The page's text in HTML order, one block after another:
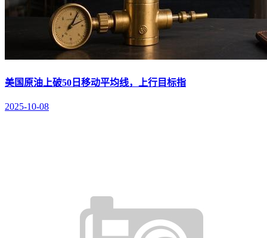
美国原油上破50日移动平均线，上行目标指
2025-10-08